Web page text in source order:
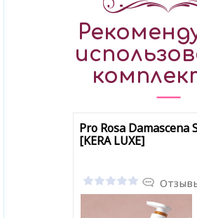
Pro Rosa Damascena
[KERA LUXE]